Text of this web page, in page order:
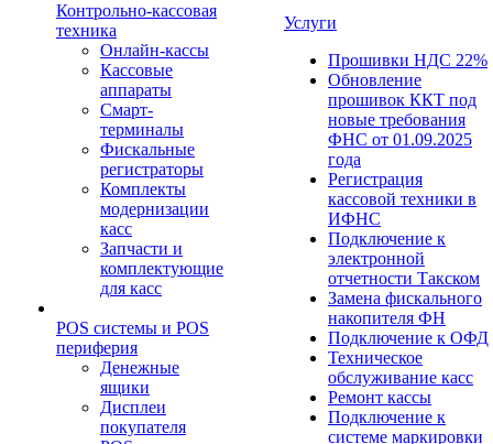
Контрольно-кассовая
техника
Онлайн-кассы
Кассовые
аппараты
Смарт-
терминалы
Фискальные
регистраторы
Комплекты
модернизации
касс
Запчасти и
комплектующие
для касс
POS системы и POS
периферия
Денежные
ящики
Дисплеи
покупателя
Услуги
Прошивки НДС 22%
Обновление
прошивок ККТ под
новые требования
ФНС от 01.09.2025
года
Регистрация
кассовой техники в
ИФНС
Подключение к
электронной
отчетности Такском
Замена фискального
накопителя ФН
Подключение к ОФД
Техническое
обслуживание касс
Ремонт кассы
Подключение к
системе маркировки